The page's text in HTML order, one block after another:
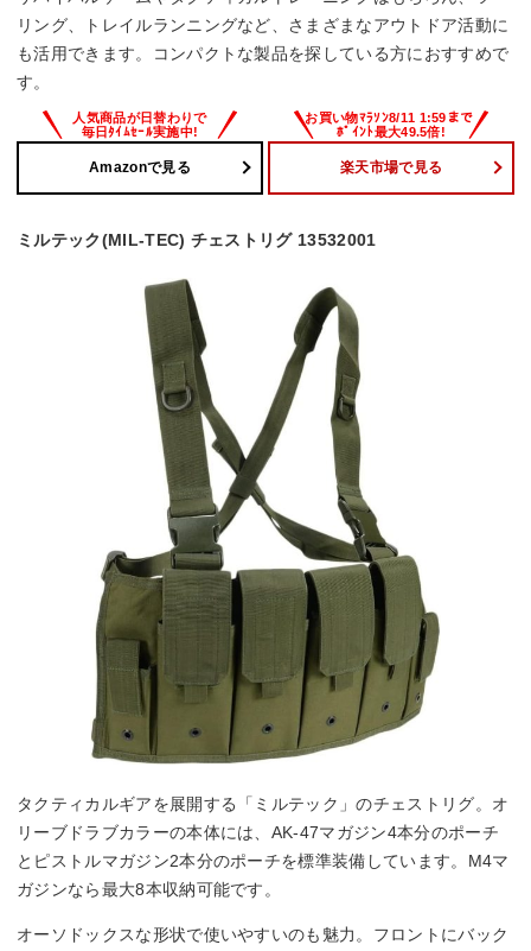
リング、トレイルランニングなど、さまざまなアウトドア活動に
も活用できます。コンパクトな製品を探している方におすすめで
す。
Amazonで見る 楽天市場で見る
ミルテック(MIL-TEC) チェストリグ 13532001
タクティカルギアを展開する「ミルテック」のチェストリグ。オ
リーブドラブカラーの本体には、AK-47マガジン4本分のポーチ
とピストルマガジン2本分のポーチを標準装備しています。M4マ
ガジンなら最大8本収納可能です。
オーソドックスな形状で使いやすいのも魅力。フロントにバック